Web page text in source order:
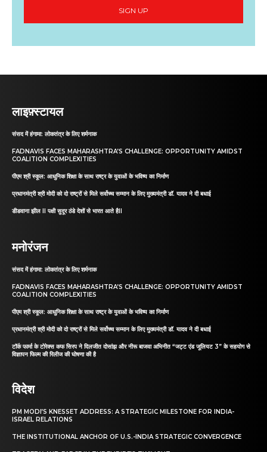
SIGN UP
लाइफ़्स्टायल
संसद में हंगामा: लोकतंत्र के लिए शर्मनाक
FADNAVIS FACES MAHARASHTRA’S CHALLENGE: OPPORTUNITY AMIDST
COALITION COMPLEXITIES
पीएम श्री स्कूल: आधुनिक शिक्षा के साथ राष्ट्र के युवाओं के भविष्य का निर्माण
प्रधानमंत्री श्री मोदी को दो राष्ट्रों से मिले सर्वोच्च सम्मान के लिए मुख्यमंत्री डॉ. यादव ने दी बधाई
डीडवाना झील II पक्षी सुदूर ठंडे देशों से भारत आते हैII
मनोरंजन
संसद में हंगामा: लोकतंत्र के लिए शर्मनाक
FADNAVIS FACES MAHARASHTRA’S CHALLENGE: OPPORTUNITY AMIDST
COALITION COMPLEXITIES
पीएम श्री स्कूल: आधुनिक शिक्षा के साथ राष्ट्र के युवाओं के भविष्य का निर्माण
प्रधानमंत्री श्री मोदी को दो राष्ट्रों से मिले सर्वोच्च सम्मान के लिए मुख्यमंत्री डॉ. यादव ने दी बधाई
टॉर्क फार्मा के टोरेक्स कफ सिरप ने दिलजीत दोसांझ और नीरू बाजवा अभिनीत “जट्ट एंड जूलियट 3” के सहयोग से
विज्ञापन फिल्म की रिलीज की घोषणा की है
विदेश
PM MODI’S KNESSET ADDRESS: A STRATEGIC MILESTONE FOR INDIA-
ISRAEL RELATIONS
THE INSTITUTIONAL ANCHOR OF U.S.-INDIA STRATEGIC CONVERGENCE